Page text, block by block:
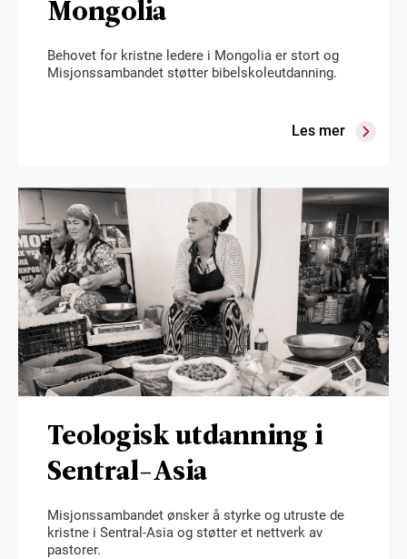
Mongolia
Behovet for kristne ledere i Mongolia er stort og
Misjonssambandet støtter bibelskoleutdanning.
Les mer
Teologisk utdanning i
Sentral-Asia
Misjonssambandet ønsker å styrke og utruste de
kristne i Sentral-Asia og støtter et nettverk av
pastorer.